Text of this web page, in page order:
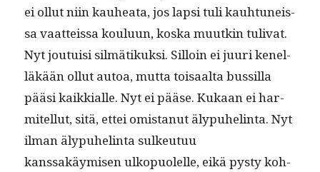
ei ollut niin kauhea­ta, jos lap­si tuli kauh­tuneis­
sa vaat­teis­sa koulu­un, kos­ka muutkin tuli­vat.
Nyt jou­tu­isi silmätikuk­si. Sil­loin ei juuri kenel­
läkään ollut autoa, mut­ta toisaal­ta bus­sil­la
pääsi kaikkialle. Nyt ei pääse. Kukaan ei har­
mitel­lut, sitä, ettei omis­tanut äly­puhe­lin­ta. Nyt
ilman äly­puhe­lin­ta sulkeu­tuu
kanssakäymisen ulkop­uolelle, eikä pysty koh­